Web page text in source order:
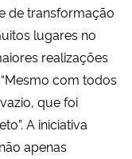
de transformação
lugares no
realizações
“Mesmo com todos
que foi
A iniciativa
apenas